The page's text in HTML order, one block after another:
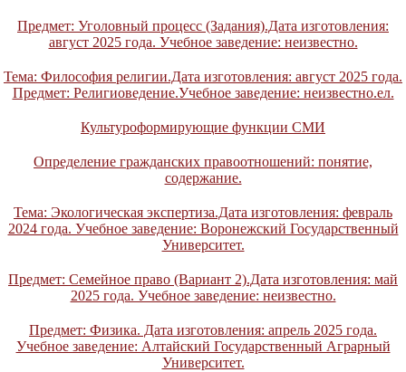
Предмет: Уголовный процесс (Задания).Дата изготовления:
август 2025 года. Учебное заведение: неизвестно.
Тема: Философия религии.Дата изготовления: август 2025 года.
Предмет: Религиоведение.Учебное заведение: неизвестно.ел.
Культуроформирующие функции СМИ
Определение гражданских правоотношений: понятие,
содержание.
Тема: Экологическая экспертиза.Дата изготовления: февраль
2024 года. Учебное заведение: Воронежский Государственный
Университет.
Предмет: Семейное право (Вариант 2).Дата изготовления: май
2025 года. Учебное заведение: неизвестно.
Предмет: Физика. Дата изготовления: апрель 2025 года.
Учебное заведение: Алтайский Государственный Аграрный
Университет.